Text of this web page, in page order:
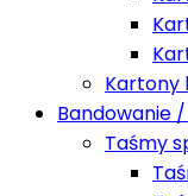
Kartony
Bandowanie
Taśmy